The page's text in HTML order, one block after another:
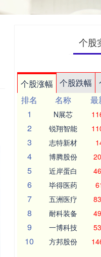
个股
个股涨幅 个股跌幅
排名
名称 最
1
N展芯
2 锐翔智能
3 志特新材
4 博腾股份
5 近岸蛋白
6 毕得医药
7 五洲医疗
8 耐科装备
9 一博科技
10 方邦股份